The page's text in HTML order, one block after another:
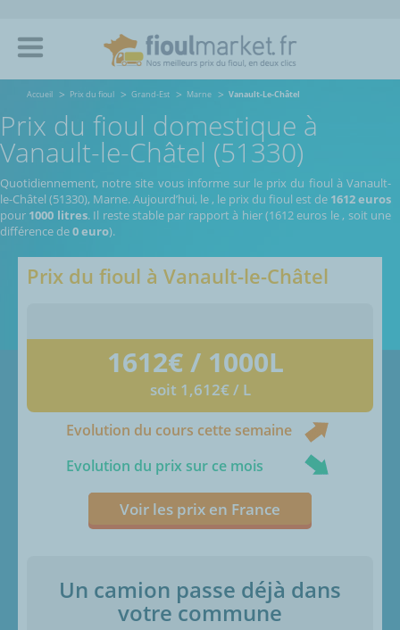
Accueil Prix du fioul Grand-Est Marne Vanault-Le-Châtel
Prix du fioul domestique à
Vanault-le-Châtel (51330)
Quotidiennement, notre site vous informe sur le prix du fioul à Vanault-
le-Châtel (51330), Marne.Aujourd’hui, le , le prix du fioul est de 1612 euros
pour 1000 litres. Il reste stable par rapport à hier (1612 euros le, soit une
différence de0 euro).
Prix du fioul à Vanault-le-Châtel
1612€ / 1000L
soit 1,612€ / L
Evolution du cours cette semaine
Evolution du prix sur ce mois
Voir les prix en France
Un camion passe déjà dans
votre commune